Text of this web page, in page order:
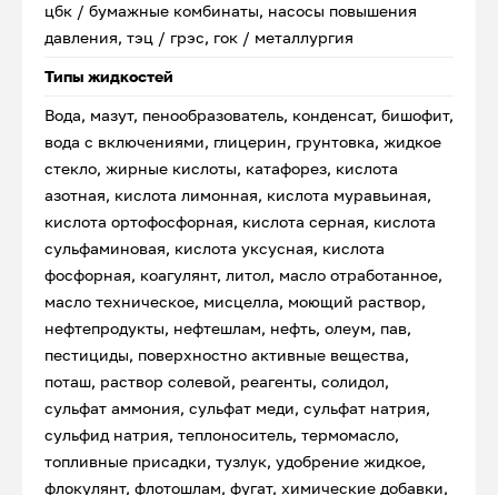
цбк / бумажные комбинаты, насосы повышения
давления, тэц / грэс, гок / металлургия
Типы жидкостей
Вода, мазут, пенообразователь, конденсат, бишофит,
вода с включениями, глицерин, грунтовка, жидкое
стекло, жирные кислоты, катафорез, кислота
азотная, кислота лимонная, кислота муравьиная,
кислота ортофосфорная, кислота серная, кислота
сульфаминовая, кислота уксусная, кислота
фосфорная, коагулянт, литол, масло отработанное,
масло техническое, мисцелла, моющий раствор,
нефтепродукты, нефтешлам, нефть, олеум, пав,
пестициды, поверхностно активные вещества,
поташ, раствор солевой, реагенты, солидол,
сульфат аммония, сульфат меди, сульфат натрия,
сульфид натрия, теплоноситель, термомасло,
топливные присадки, тузлук, удобрение жидкое,
флокулянт, флотошлам, фугат, химические добавки,